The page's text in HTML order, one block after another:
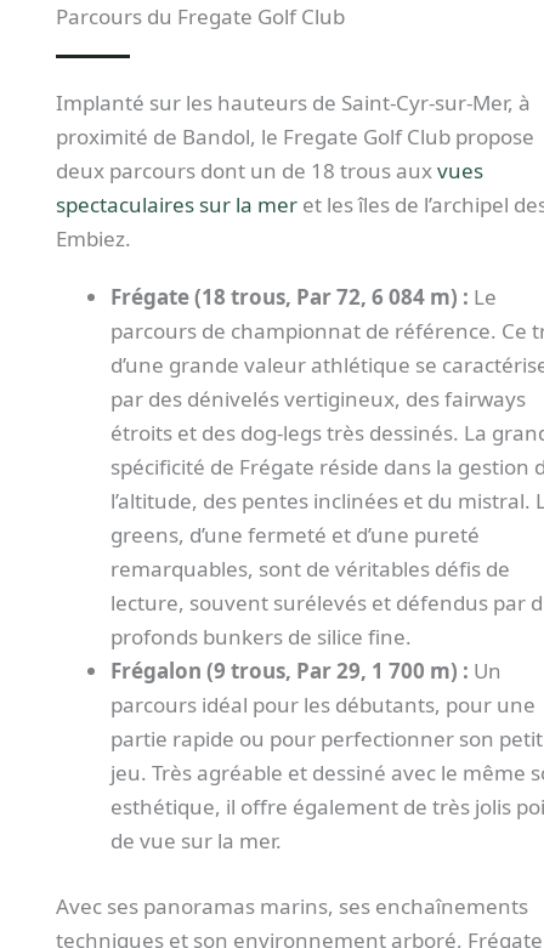
Parcours du Fregate Golf Club
Implanté sur les hauteurs de Saint-Cyr-sur-Mer, à
proximité de Bandol, le Fregate Golf Club propose
deux parcours dont un de 18 trous auxvues
spectaculaires sur la meret les îles de l’archipel
Embiez.
Frégate (18 trous, Par 72, 6 084 m) : Le
parcours de championnat de référence. Ce
d’une grande valeur athlétique se
par des dénivelés vertigineux, des fairways
étroits et des dog-legs très dessinés. La
spécificité de Frégate réside dans la gestion
l’altitude, des pentes inclinées et du mistral.
greens, d’une fermeté et d’une pureté
remarquables, sont de véritables défis de
lecture, souvent surélevés et défendus par
profonds bunkers de silice fine.
Frégalon (9 trous, Par 29, 1 700 m) : Un
parcours idéal pour les débutants, pour une
partie rapide ou pour perfectionner son petit
jeu. Très agréable et dessiné avec le même
esthétique, il offre également de très jolis
de vue sur la mer.
Avec ses panoramas marins, ses enchaînements
techniques et son environnement arboré, Frégate